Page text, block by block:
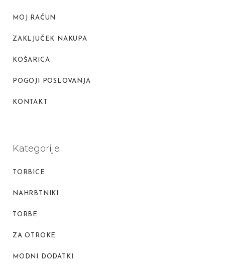
MOJ RAČUN
ZAKLJUČEK NAKUPA
KOŠARICA
POGOJI POSLOVANJA
KONTAKT
Kategorije
TORBICE
NAHRBTNIKI
TORBE
ZA OTROKE
MODNI DODATKI